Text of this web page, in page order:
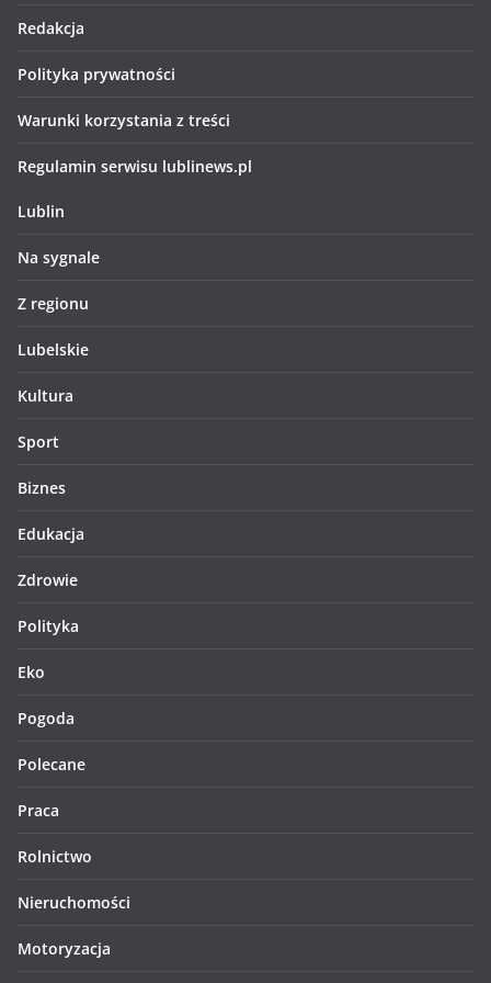
Redakcja
Polityka prywatności
Warunki korzystania z treści
Regulamin serwisu lublinews.pl
Lublin
Na sygnale
Z regionu
Lubelskie
Kultura
Sport
Biznes
Edukacja
Zdrowie
Polityka
Eko
Pogoda
Polecane
Praca
Rolnictwo
Nieruchomości
Motoryzacja